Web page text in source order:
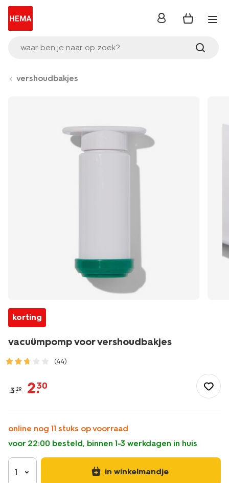
waar ben je naar op zoek?
inloggen
vershoudbakjes
korting
vacuümpomp voor vershoudbakjes
(44)
tafelen/meenemen-
bewaren/vershoudbakjes/vacuumpomp-
vershoudbakjes-
80850015.html
3.29 2.
30
online nog 11 stuks op voorraad
voor 22:00 besteld, binnen 1-3 werkdagen in huis
1 in winkelmandje